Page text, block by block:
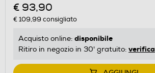
€ 93,90
€ 109,99 consigliato
Acquisto online: disponibile
Ritiro in negozio in 30' gratuito: verifica